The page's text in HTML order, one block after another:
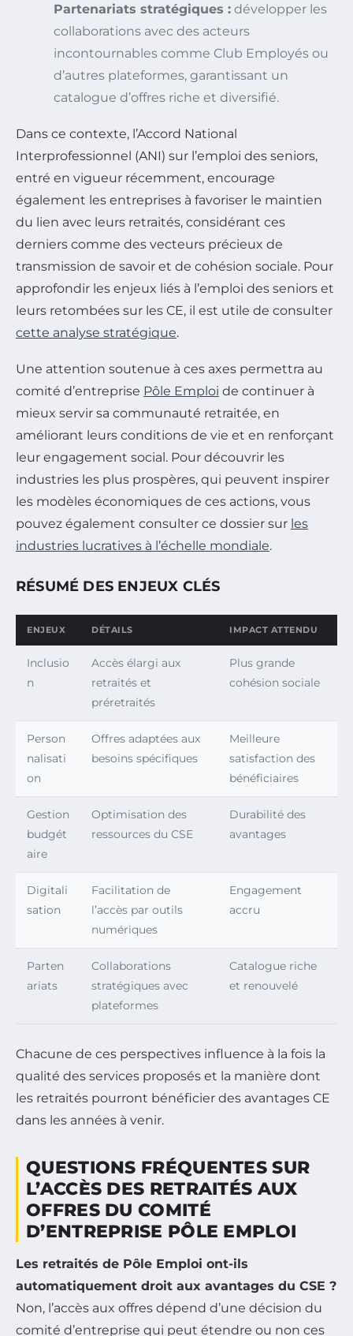
Partenariats stratégiques : développer les
collaborations avec des acteurs
incontournables comme Club Employés ou
d’autres plateformes, garantissant un
catalogue d’offres riche et diversifié.
Dans ce contexte, l’Accord National
Interprofessionnel (ANI) sur l’emploi des seniors,
entré en vigueur récemment, encourage
également les entreprises à favoriser le maintien
du lien avec leurs retraités, considérant ces
derniers comme des vecteurs précieux de
transmission de savoir et de cohésion sociale. Pour
approfondir les enjeux liés à l’emploi des seniors et
leurs retombées sur les CE, il est utile de consulter
cette analyse stratégique.
Une attention soutenue à ces axes permettra au
comité d’entreprise Pôle Emploi de continuer à
mieux servir sa communauté retraitée, en
améliorant leurs conditions de vie et en renforçant
leur engagement social. Pour découvrir les
industries les plus prospères, qui peuvent inspirer
les modèles économiques de ces actions, vous
pouvez également consulter ce dossier sur les
industries lucratives à l’échelle mondiale.
RÉSUMÉ DES ENJEUX CLÉS
ENJEUX DÉTAILS IMPACT ATTENDU
Inclusio
n
Accès élargi aux
retraités et
préretraités
Plus grande
cohésion sociale
Person
nalisati
on
Offres adaptées aux
besoins spécifiques
Meilleure
satisfaction des
bénéficiaires
Gestion
budgét
aire
Optimisation des
ressources du CSE
Durabilité des
avantages
Digitali
sation
Facilitation de
l’accès par outils
numériques
Engagement
accru
Parten
ariats
Collaborations
stratégiques avec
plateformes
Catalogue riche
et renouvelé
Chacune de ces perspectives influence à la fois la
qualité des services proposés et la manière dont
les retraités pourront bénéficier des avantages CE
dans les années à venir.
QUESTIONS FRÉQUENTES SUR
L’ACCÈS DES RETRAITÉS AUX
OFFRES DU COMITÉ
D’ENTREPRISE PÔLE EMPLOI
Les retraités de Pôle Emploi ont-ils
automatiquement droit aux avantages du CSE ?
Non, l’accès aux offres dépend d’une décision du
comité d’entreprise qui peut étendre ou non ces